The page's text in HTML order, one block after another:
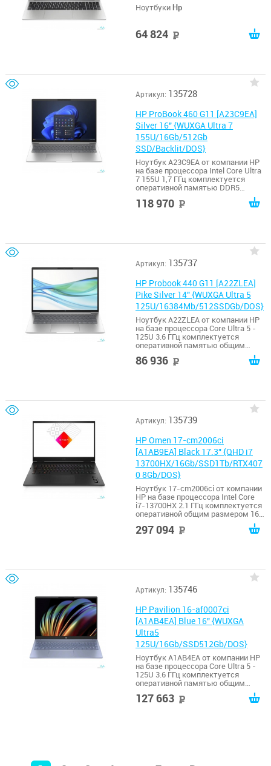
Ноутбуки Hp
64 824
Артикул: 135728
HP ProBook 460 G11 [A23C9EA]
Silver 16" {WUXGA Ultra 7
155U/16Gb/512Gb
SSD/Backlit/DOS}
Ноутбук A23C9EA от компании HP
на базе процессора Intel Core Ultra
7 155U 1,7 ГГц комплектуется
оперативной памятью DDR5
118 970
Артикул: 135737
HP Probook 440 G11 [A22ZLEA]
Pike Silver 14" {WUXGA Ultra 5
125U/16384Mb/512SSDGb/DOS}
Ноутбук A22ZLEA от компании HP
на базе процессора Core Ultra 5 -
125U 3.6 ГГц комплектуется
оперативной памятью общим
86 936
Артикул: 135739
HP Omen 17-cm2006ci
[A1AB9EA] Black 17.3" {QHD i7
13700HX/16Gb/SSD1Tb/RTX407
0 8Gb/DOS}
Ноутбук 17-cm2006ci от компании
HP на базе процессора Intel Core
i7-13700HX 2.1 ГГц комплектуется
оперативной общим размером 16
297 094
Артикул: 135746
HP Pavilion 16-af0007ci
[A1AB4EA] Blue 16" {WUXGA
Ultra5
125U/16Gb/SSD512Gb/DOS}
Ноутбук A1AB4EA от компании HP
на базе процессора Core Ultra 5 -
125U 3.6 ГГц комплектуется
оперативной памятью общим
127 663